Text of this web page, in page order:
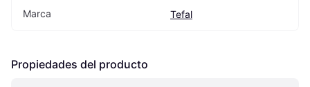
Marca Tefal
Propiedades del producto